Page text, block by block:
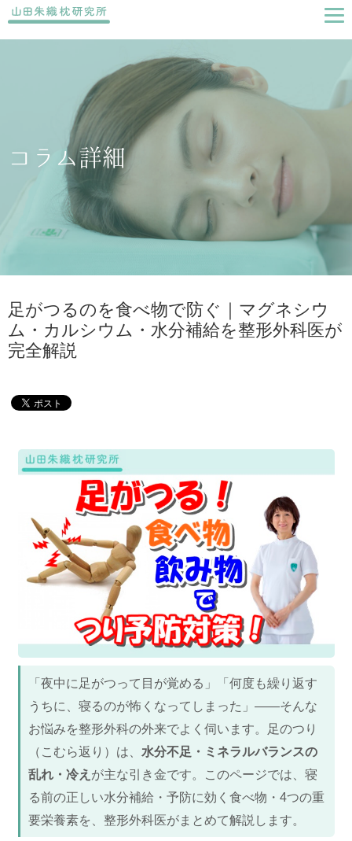
コラム詳細
足がつるのを食べ物で防ぐ｜マグネシウ
ム・カルシウム・水分補給を整形外科医が
完全解説
「夜中に足がつって目が覚める」「何度も繰り返す
うちに、寝るのが怖くなってしまった」——そんな
お悩みを整形外科の外来でよく伺います。足のつり
（こむら返り）は、 水分不足・ミネラルバランスの
乱れ・冷え が主な引き金です。このページでは、寝
る前の正しい水分補給・予防に効く食べ物・4つの重
要栄養素を、整形外科医がまとめて解説します。